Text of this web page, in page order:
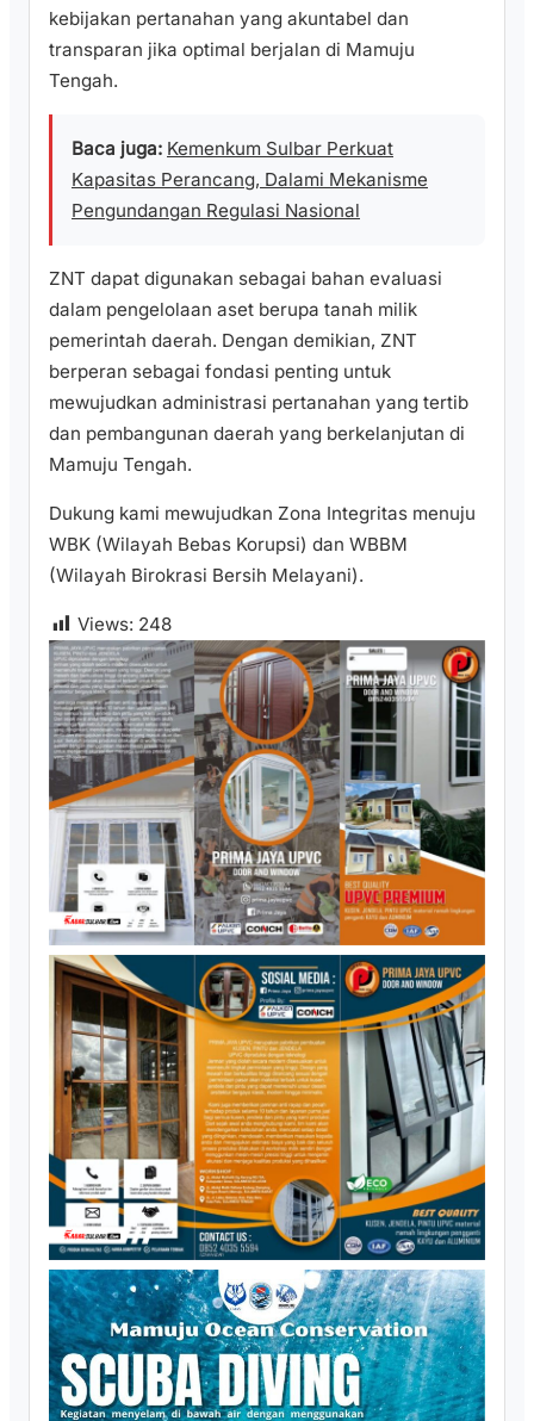
kebijakan pertanahan yang akuntabel dan
transparan jika optimal berjalan di Mamuju
Tengah.
Baca juga: Kemenkum Sulbar Perkuat
Kapasitas Perancang, Dalami Mekanisme
Pengundangan Regulasi Nasional
ZNT dapat digunakan sebagai bahan evaluasi
dalam pengelolaan aset berupa tanah milik
pemerintah daerah. Dengan demikian, ZNT
berperan sebagai fondasi penting untuk
mewujudkan administrasi pertanahan yang tertib
dan pembangunan daerah yang berkelanjutan di
Mamuju Tengah.
Dukung kami mewujudkan Zona Integritas menuju
WBK (Wilayah Bebas Korupsi) dan WBBM
(Wilayah Birokrasi Bersih Melayani).
Views: 248